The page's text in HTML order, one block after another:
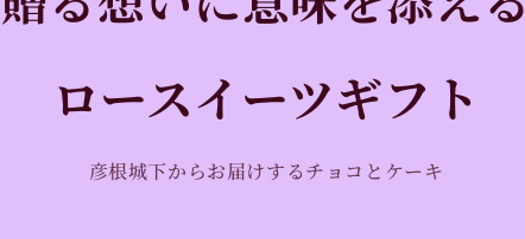
ロースイーツギフト
彦根城下からお届けするチョコとケーキ